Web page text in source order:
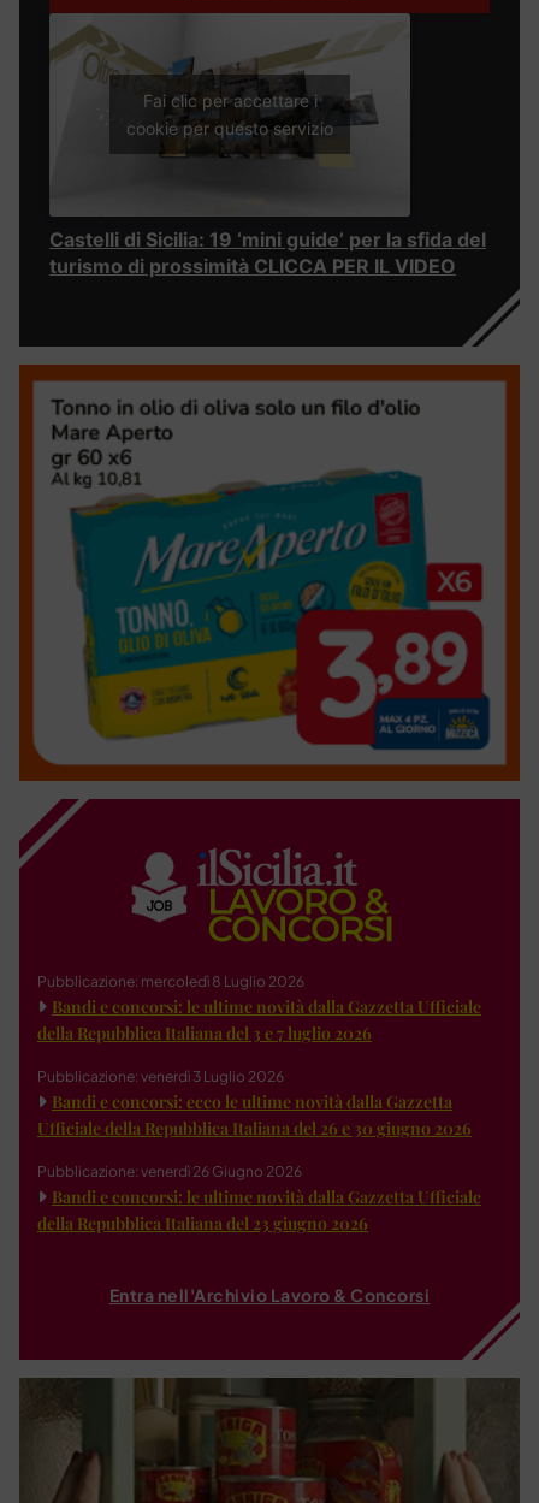
Fai clic per accettare i
cookie per questo servizio
Castelli di Sicilia: 19 ‘mini guide’ per la sfida del
turismo di prossimità CLICCA PER IL VIDEO
Pubblicazione: mercoledì 8 Luglio 2026
Bandi e concorsi: le ultime novità dalla Gazzetta Ufficiale
della Repubblica Italiana del 3 e 7 luglio 2026
Pubblicazione: venerdì 3 Luglio 2026
Bandi e concorsi: ecco le ultime novità dalla Gazzetta
Ufficiale della Repubblica Italiana del 26 e 30 giugno 2026
Pubblicazione: venerdì 26 Giugno 2026
Bandi e concorsi: le ultime novità dalla Gazzetta Ufficiale
della Repubblica Italiana del 23 giugno 2026
Entra nell'Archivio Lavoro & Concorsi